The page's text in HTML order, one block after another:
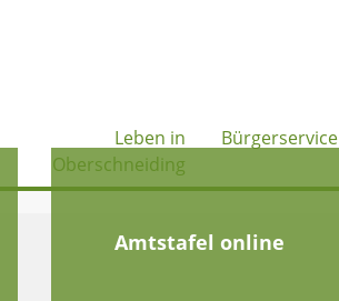
Leben in
Oberschneiding
Bürgerservice
Amtstafel online